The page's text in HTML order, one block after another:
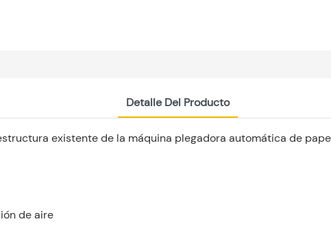
Detalle Del Producto
existente de la máquina plegadora automática de
de aire